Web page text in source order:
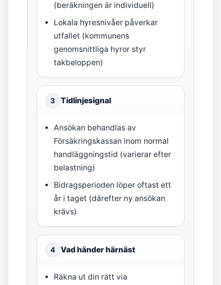
(beräkningen är individuell)
Lokala hyresnivåer påverkar
utfallet (kommunens
genomsnittliga hyror styr
takbeloppen)
3 Tidlinjesignal
Ansökan behandlas av
Försäkringskassan inom normal
handläggningstid (varierar efter
belastning)
Bidragsperioden löper oftast ett
år i taget (därefter ny ansökan
krävs)
4 Vad händer härnäst
Räkna ut din rätt via